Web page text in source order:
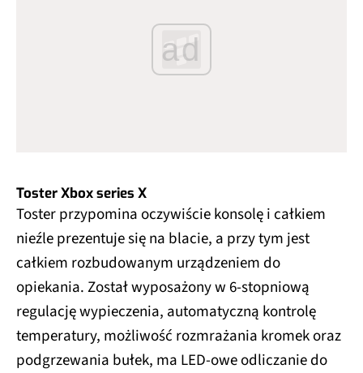
ad
Toster Xbox series X
Toster przypomina oczywiście konsolę i całkiem
nieźle prezentuje się na blacie, a przy tym jest
całkiem rozbudowanym urządzeniem do
opiekania. Został wyposażony w 6-stopniową
regulację wypieczenia, automatyczną kontrolę
temperatury, możliwość rozmrażania kromek oraz
podgrzewania bułek, ma LED-owe odliczanie do